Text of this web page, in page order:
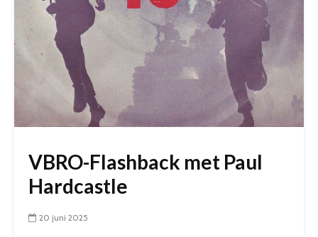
VBRO-Flashback met Paul
Hardcastle
20 juni 2025